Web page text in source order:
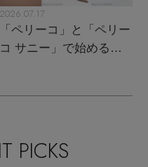
2026.07.17
「ペリーコ」と「ペリー
コ サニー」で始める秋
PICKS